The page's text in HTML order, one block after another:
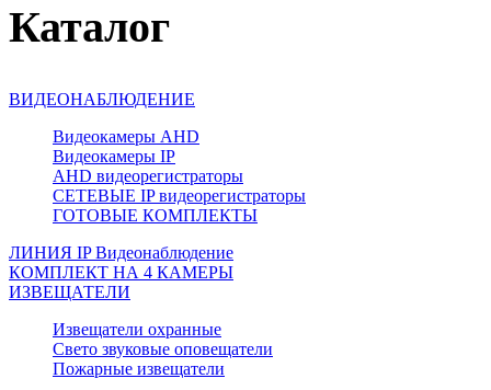
Каталог
ВИДЕОНАБЛЮДЕНИЕ
Видеокамеры AHD
Видеокамеры IP
AHD видеорегистраторы
СЕТЕВЫЕ IP видеорегистраторы
ГОТОВЫЕ КОМПЛЕКТЫ
ЛИНИЯ IP Видеонаблюдение
КОМПЛЕКТ НА 4 КАМЕРЫ
ИЗВЕЩАТЕЛИ
Извещатели охранные
Свето звуковые оповещатели
Пожарные извещатели